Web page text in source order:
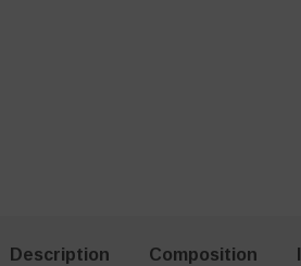
Description Composition